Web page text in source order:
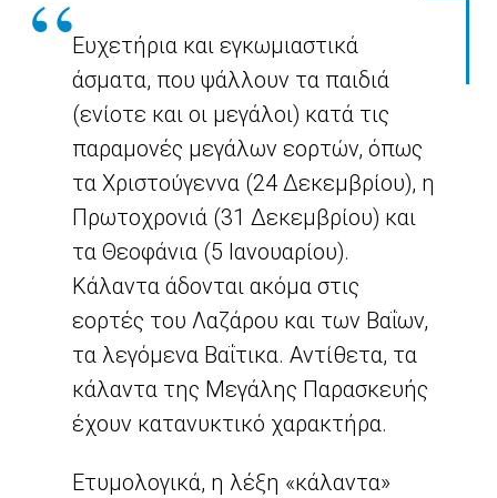
Ευχετήρια και εγκωμιαστικά
άσματα, που ψάλλουν τα παιδιά
(ενίοτε και οι μεγάλοι) κατά τις
παραμονές μεγάλων εορτών, όπως
τα Χριστούγεννα (24 Δεκεμβρίου), η
Πρωτοχρονιά (31 Δεκεμβρίου) και
τα Θεοφάνια (5 Ιανουαρίου).
Κάλαντα άδονται ακόμα στις
εορτές του Λαζάρου και των Βαΐων,
τα λεγόμενα Βαΐτικα. Αντίθετα, τα
κάλαντα της Μεγάλης Παρασκευής
έχουν κατανυκτικό χαρακτήρα.
Ετυμολογικά, η λέξη «κάλαντα»